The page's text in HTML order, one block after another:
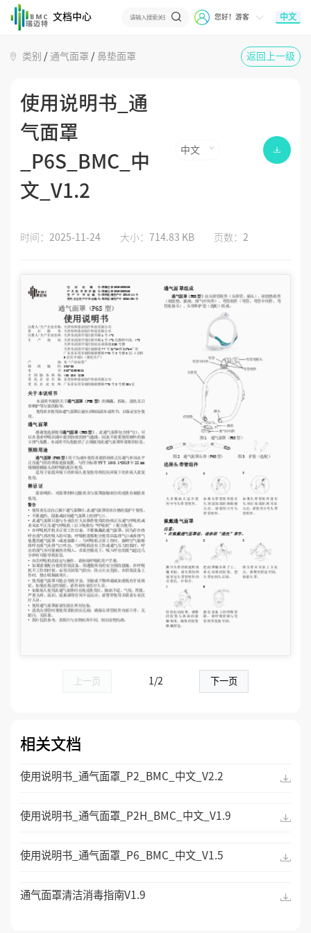
文档中心 您好！游客 中文
类别 / 通气面罩 / 鼻垫面罩 返回上一级
使用说明书_通
气面罩
_P6S_BMC_中
文_V1.2
中文
时间： 2025-11-24 大小： 714.83 KB 页数： 2
上一页 1/2 下一页
相关文档
使用说明书_通气面罩_P2_BMC_中文_V2.2
使用说明书_通气面罩_P2H_BMC_中文_V1.9
使用说明书_通气面罩_P6_BMC_中文_V1.5
通气面罩清洁消毒指南V1.9